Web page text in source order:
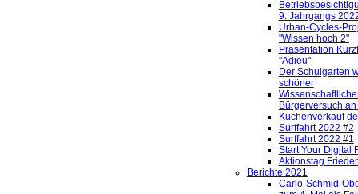
9. Jahrgangs
Urban-Cycles-
"Wissen hoch 2"
Präsentation
"Adieu"
Der Schulgarten
schöner
Bürgerversuch
Kuchenverkauf
Surffahrt 2022 #2
Surffahrt 2022 #1
Start Your Digital
Aktionstag
Berichte 2021
Carlo-Schmid-